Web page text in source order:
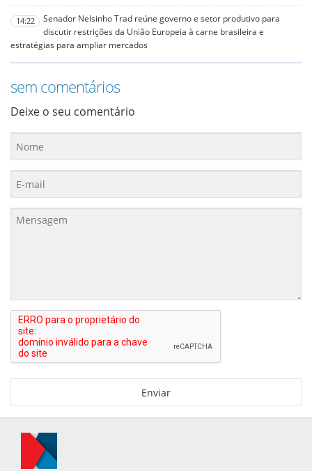
14:22
Senador Nelsinho Trad reúne governo e setor produtivo para
discutir restrições da União Europeia à carne brasileira e
estratégias para ampliar mercados
sem comentários
Deixe o seu comentário
Enviar